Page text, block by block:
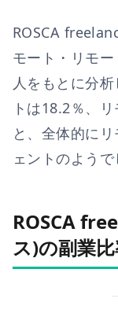
ROSCA
モート・リモ
人をもとに分
トは18.2 ％、
と、 全体的に
ェントのようで
ROSCA
ス)の副業